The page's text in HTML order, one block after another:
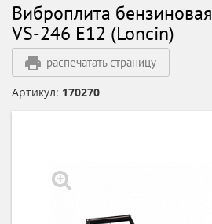
Виброплита
VS-246 E12 (Loncin)
распечатать страницу
Артикул: 170270